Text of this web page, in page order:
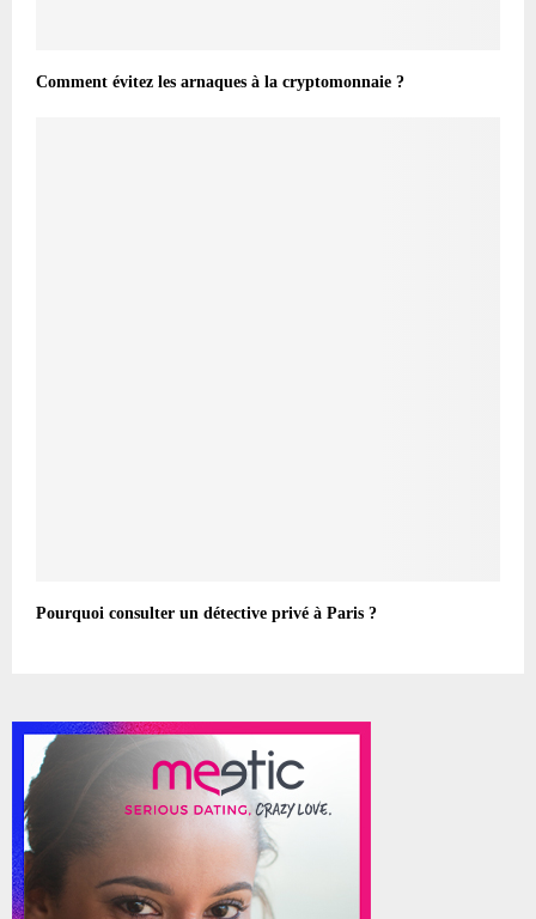
Comment évitez les arnaques à la cryptomonnaie ?
Pourquoi consulter un détective privé à Paris ?